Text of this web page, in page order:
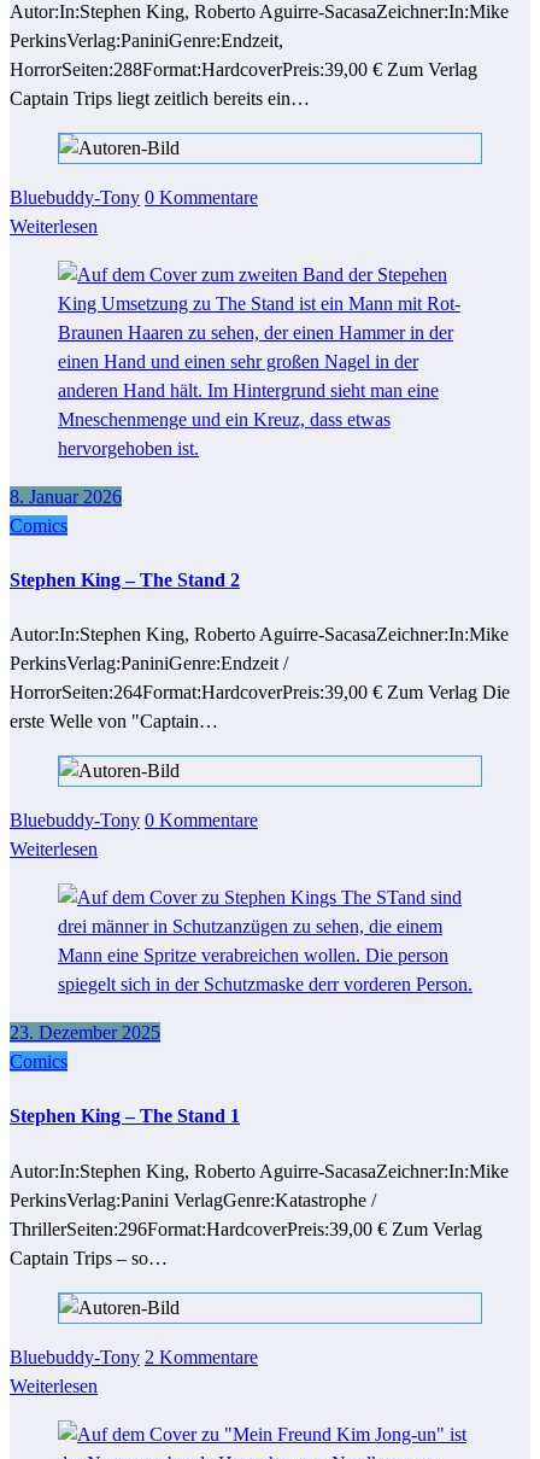
Autor:In:Stephen King, Roberto Aguirre-SacasaZeichner:In:Mike
PerkinsVerlag:PaniniGenre:Endzeit,
HorrorSeiten:288Format:HardcoverPreis:39,00 € Zum Verlag
Captain Trips liegt zeitlich bereits ein…
Bluebuddy-Tony 0 Kommentare
Weiterlesen
8. Januar 2026
Comics
Stephen King – The Stand 2
Autor:In:Stephen King, Roberto Aguirre-SacasaZeichner:In:Mike
PerkinsVerlag:PaniniGenre:Endzeit /
HorrorSeiten:264Format:HardcoverPreis:39,00 € Zum Verlag Die
erste Welle von "Captain…
Bluebuddy-Tony 0 Kommentare
Weiterlesen
23. Dezember 2025
Comics
Stephen King – The Stand 1
Autor:In:Stephen King, Roberto Aguirre-SacasaZeichner:In:Mike
PerkinsVerlag:Panini VerlagGenre:Katastrophe /
ThrillerSeiten:296Format:HardcoverPreis:39,00 € Zum Verlag
Captain Trips – so…
Bluebuddy-Tony 2 Kommentare
Weiterlesen